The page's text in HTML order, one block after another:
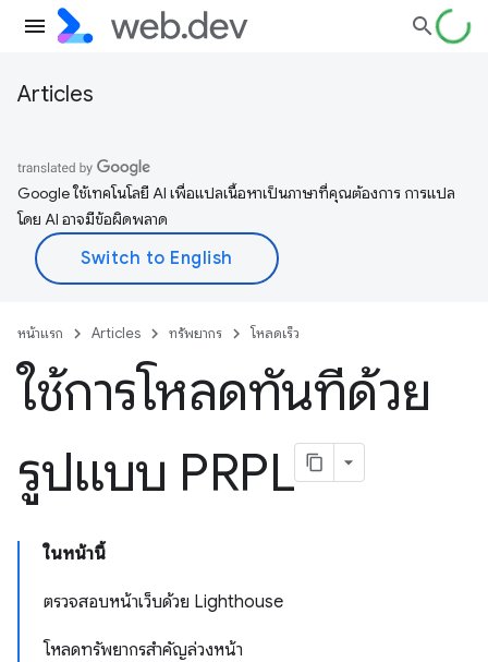
Articles
Google ใช้เทคโนโลยี AI เพื่อแปลเนื้อหาเป็นภาษาที่คุณต้องการ การแปล
โดย AI อาจมีข้อผิดพลาด
หน้าแรก Articles ทรัพยากร โหลดเร็ว
ใช้การโหลดทันทีด้วย
รูปแบบ PRPL
ในหน้านี้
ตรวจสอบหน้าเว็บด้วย Lighthouse
โหลดทรัพยากรสําคัญล่วงหน้า